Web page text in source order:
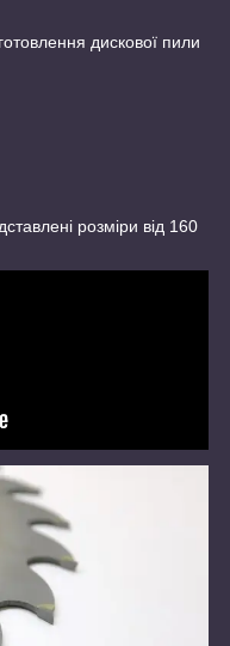
дискової пили
розміри від 160